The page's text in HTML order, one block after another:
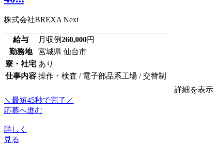
株式会社BREXA Next
給与 月収例260,000円
勤務地
宮城県 仙台市
寮・社宅 あり
仕事内容 操作・検査 / 電子部品系工場 / 交替制
詳細を表示
＼最短45秒で完了／
応募へ進む
詳しく
見る